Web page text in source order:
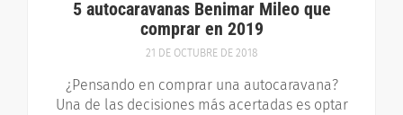
5 autocaravanas Benimar Mileo que
comprar en 2019
21 DE OCTUBRE DE 2018
¿Pensando en comprar una autocaravana?
Una de las decisiones más acertadas es optar